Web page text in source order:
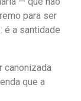
para ser
é a santidade
canonizada
que a